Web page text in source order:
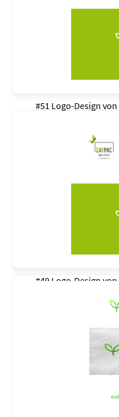
#51 Logo-Design von
#49 Logo-Design von